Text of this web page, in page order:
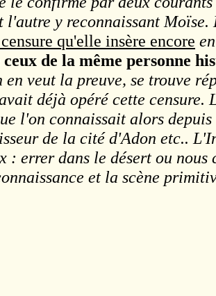
l'autre y reconnaissant
qu'elle insère encore
ceux de la même personne
en veut la preuve, se trouve
déjà opéré cette
l'on connaissait alors
de la cité d'Adon etc..
: errer dans le désert ou
et la scène